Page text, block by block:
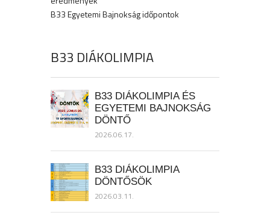
B33 Egyetemi Bajnokság időpontok
B33 DIÁKOLIMPIA
B33 DIÁKOLIMPIA ÉS
EGYETEMI BAJNOKSÁG
DÖNTŐ
2026.06.17.
B33 DIÁKOLIMPIA
DÖNTŐSÖK
2026.03.11.